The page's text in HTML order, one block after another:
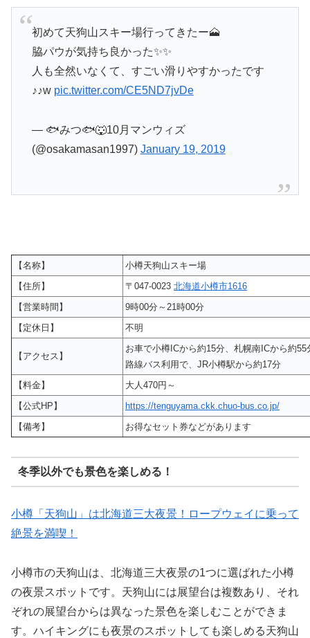
初めて天狗山スキー場行ってきたー🗻
脇パウが気持ち良かった✨✨
人も全然いなくて、すごい滑りやすかったです
♪♪w pic.twitter.com/CE5ND7jvDe
— 🐟みつ🐟🐺10月マンウィズ
(@osakamasan1997) January 19, 2019
【名称】
小樽天狗山スキー場
【住所】
〒047-0023 北海道小樽市1616
【営業時間】
9時00分～21時00分
【定休日】
不明
【アクセス】
お車で小樽ICから約15分、札幌南ICから約55
路線バス利用で、JR小樽駅から約17分
【料金】
大人470円～
【公式HP】
https://tenguyama.ckk.chuo-bus.co.jp/
【備考】
お得なセット券などがあります
冬季以外でも景色を楽しめる！
小樽「天狗山」は北海道三大夜景！ロープウェイに乗って
絶景を満喫！
小樽市の天狗山は、北海道三大夜景の1つに選ばれた小樽
の夜景スポットです。天狗山には展望台は複数あり、それ
ぞれの展望台からは異なった景色を楽しむことができま
す。ハイキングにも夜景のスポットしても楽しめる天狗山